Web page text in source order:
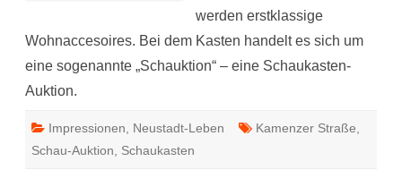
werden erstklassige
Wohnaccesoires. Bei dem Kasten handelt es sich um
eine sogenannte „Schauktion“ – eine Schaukasten-
Auktion.
Impressionen, Neustadt-Leben Kamenzer Straße,
Schau-Auktion, Schaukasten